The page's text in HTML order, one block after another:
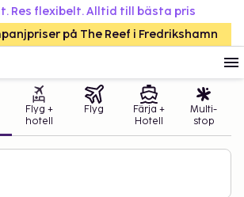
Res flexibelt. Alltid till bästa pris
på The Reef i Fredrikshamn
Flyg +
hotell
Flyg
Färja +
Hotell
Multi-
stop